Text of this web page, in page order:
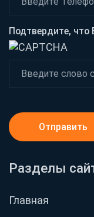
Разделы
Главная
Подтвердите, что
Отправить